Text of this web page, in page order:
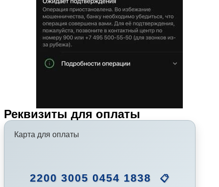
Реквизиты для оплаты
Карта для оплаты
2200 3005 0454 1838 📋